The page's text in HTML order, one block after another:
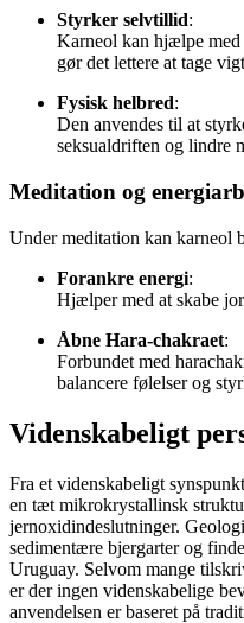
Styrker selvtillid:
Karneol kan hjælpe
gør det lettere at tage
Fysisk helbred:
Den anvendes til at
seksualdriften og lindre
Meditation og
Under meditation kan karneol
Forankre energi:
Hjælper med at skabe
Åbne Hara-chakraet:
Forbundet med
balancere følelser og
Videnskabeligt
Fra et videnskabeligt
en tæt mikrokrystallinsk
jernoxidindeslutninger.
sedimentære bjergarter og
Uruguay. Selvom mange
er der ingen videnskabelige
anvendelsen er baseret på